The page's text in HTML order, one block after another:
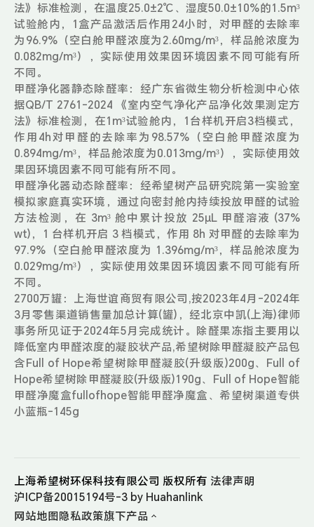
法》标准检测，在温度25.0±2℃、湿度50.0±10%的1.5m³
试验舱内，1盒产品激活后作用24小时，对甲醛的去除率
为96.9%（空白舱甲醛浓度为2.60mg/m³，样品舱浓度为
0.082mg/m³），实际使用效果因环境因素不同可能有所
不同。
甲醛净化器静态除醛率：经广东省微生物分析检测中心依
据QB/T 2761-2024 《室内空气净化产品净化效果测定方
法》标准检测，在1m³试验舱内，1台样机开启3档模式，
作用4h对甲醛的去除率为98.57%（空白舱甲醛浓度为
0.894mg/m³，样品舱浓度为0.013mg/m³），实际使用效
果因环境因素不同可能有所不同。
甲醛净化器动态除醛率：经希望树产品研究院第一实验室
模拟家庭真实环境，通过向密封舱内持续投放甲醛的试验
方法检测，在 3m³ 舱中累计投放 25μL 甲醛溶液 (37%
wt)，1 台样机开启 3 档模式，作用 8h 对甲醛的去除率为
97.9%（空白舱甲醛浓度为 1.396mg/m³，样品舱浓度为
0.029mg/m³），实际使用效果因环境因素不同可能有所
不同。
2700万罐：上海世谊商贸有限公司,按2023年4月-2024年
3月零售渠道销售量加总计算(罐)，经北京中凯(上海)律师
事务所见证于2024年5月完成统计。除醛果冻指主要用以
降低室内甲醛浓度的凝胶状产品,希望树除甲醛凝胶产品包
含Full of Hope希望树除甲醛凝胶(升级版)200g、Full of
Hope希望树除甲醛凝胶(升级版)190g、Full of Hope智能
甲醛净魔盒fullofhope智能甲醛净魔盒、希望树渠道专供
小蓝瓶-145g
上海希望树环保科技有限公司 版权所有 法律声明
沪ICP备20015194号-3 by Huahanlink
网站地图隐私政策旗下产品